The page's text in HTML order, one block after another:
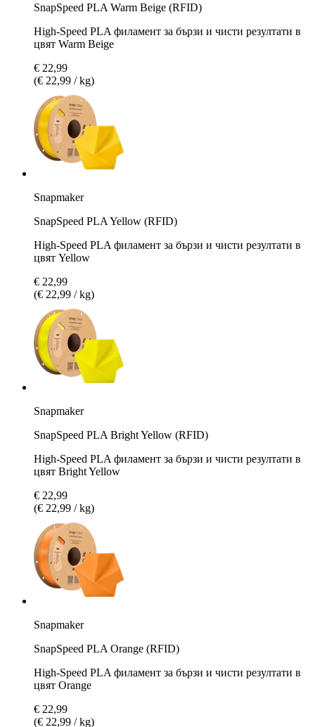
SnapSpeed PLA Warm Beige (RFID)
High-Speed PLA филамент за бързи и чисти резултати в
цвят Warm Beige
€ 22,99
(€ 22,99 / kg)
Snapmaker
SnapSpeed PLA Yellow (RFID)
High-Speed PLA филамент за бързи и чисти резултати в
цвят Yellow
€ 22,99
(€ 22,99 / kg)
Snapmaker
SnapSpeed PLA Bright Yellow (RFID)
High-Speed PLA филамент за бързи и чисти резултати в
цвят Bright Yellow
€ 22,99
(€ 22,99 / kg)
Snapmaker
SnapSpeed PLA Orange (RFID)
High-Speed PLA филамент за бързи и чисти резултати в
цвят Orange
€ 22,99
(€ 22,99 / kg)